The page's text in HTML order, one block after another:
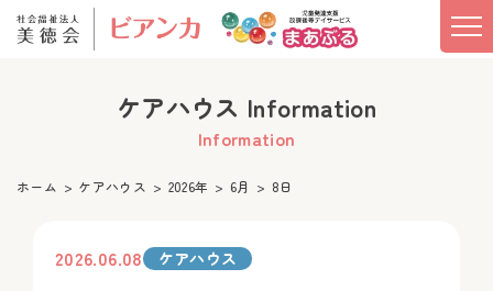
ケアハウス Information
Information
ホーム ケアハウス 2026年 6月 8日
2026.06.08 ケアハウス